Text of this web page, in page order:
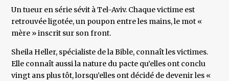
Un tueur en série sévit à Tel-Aviv. Chaque victime est
retrouvée ligotée, un poupon entre les mains, le mot «
mère » inscrit sur son front.
Sheila Heller, spécialiste de la Bible, connaît les victimes.
Elle connaît aussi la nature du pacte qu’elles ont conclu
vingt ans plus tôt, lorsqu’elles ont décidé de devenir les «